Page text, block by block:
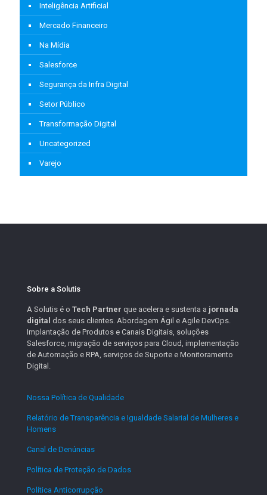
Inteligência Artificial
Mercado Financeiro
Na Mídia
Salesforce
Segurança da Infra Digital
Setor Público
Transformação Digital
Uncategorized
Varejo
Sobre a Solutis
A Solutis é o Tech Partner que acelera e sustenta a jornada
digital dos seus clientes. Abordagem Ágil e Agile DevOps.
Implantação de Produtos e Canais Digitais, soluções
Salesforce, migração de serviços para Cloud, implementação
de Automação e RPA, serviços de Suporte e Monitoramento
Digital.
Nossa Política de Qualidade
Relatório de Transparência e Igualdade Salarial de Mulheres e
Homens
Canal de Denúncias
Política de Proteção de Dados
Política Anticorrupção